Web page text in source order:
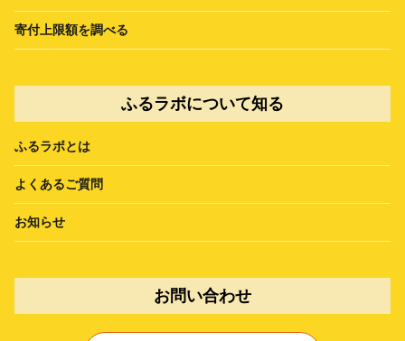
寄付上限額を調べる
ふるラボについて知る
ふるラボとは
よくあるご質問
お知らせ
お問い合わせ